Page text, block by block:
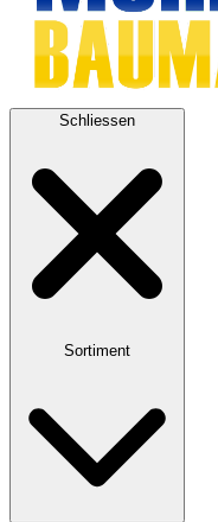
Schliessen
Sortiment